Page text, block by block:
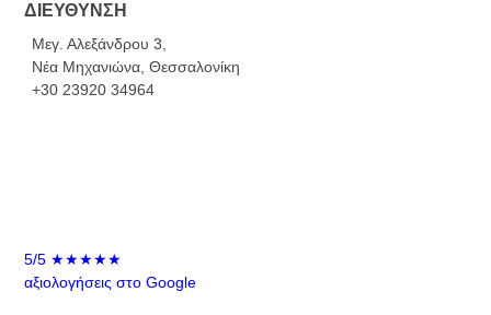
ΔΙΕΥΘΥΝΣΗ
Μεγ. Αλεξάνδρου 3,
Νέα Μηχανιώνα, Θεσσαλονίκη
+30 23920 34964
5/5 ★★★★★
αξιολογήσεις στο Google